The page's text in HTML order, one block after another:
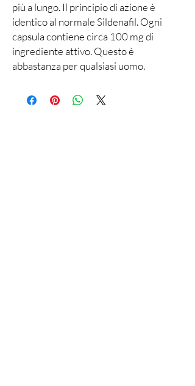
più a lungo. Il principio di azione è
identico al normale Sildenafil. Ogni
capsula contiene circa 100 mg di
ingrediente attivo. Questo è
abbastanza per qualsiasi uomo.